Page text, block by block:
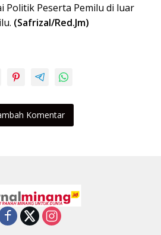
Politik Peserta Pemilu di luar
(Safrizal/Red.Jm)
Komentar